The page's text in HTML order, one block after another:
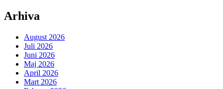
Arhiva
August 2026
Juli 2026
Juni 2026
Maj 2026
April 2026
Mart 2026